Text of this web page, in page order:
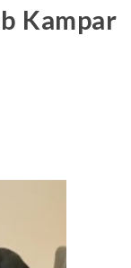
Kampar